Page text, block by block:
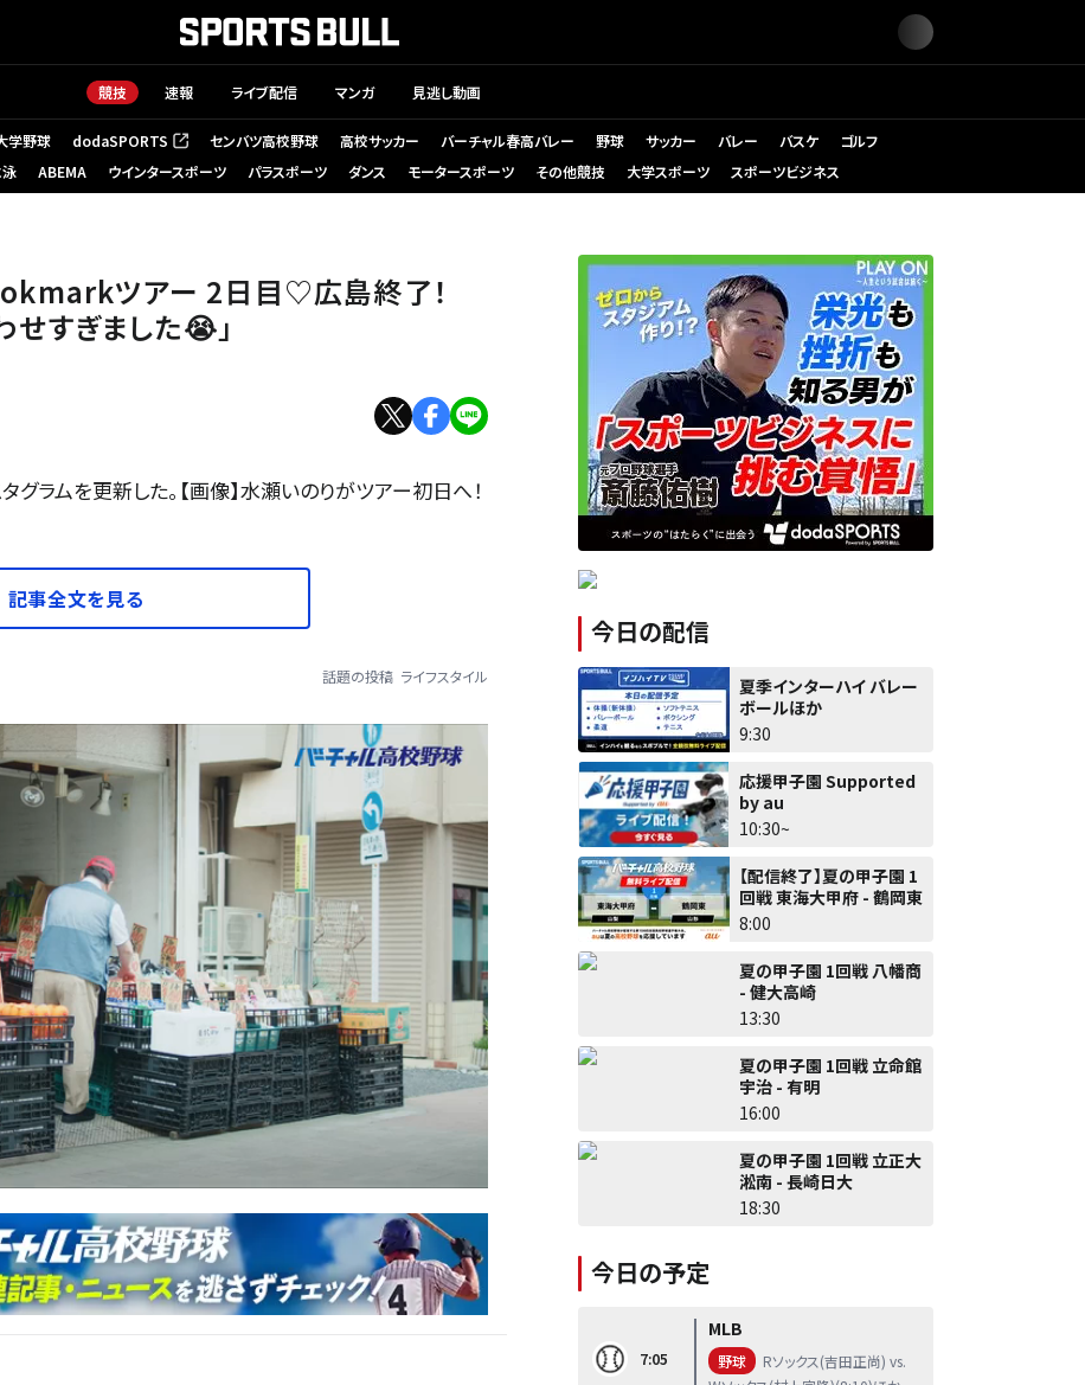
競技 速報 ライブ配信 マンガ 見逃し動画
学野球 dodaSPORTS
（新しいタブで開く） センバツ高校野球 高校サッカー バーチャル春高バレー 野球 サッカー バレー バスケ
ゴルフ
ABEMA ウインタースポーツ パラスポーツ ダンス モータースポーツ その他競技 大学スポーツ スポーツビジネス
ツアー 2日目♡広島終了！
せすぎました😭」
ラムを更新した。【画像】水瀬いのりがツアー初日へ！
記事全文を見る
話題の投稿 ライフスタイル
今日の配信
夏季インターハイ バレー
ボールほか
9:30
応援甲子園 Supported
by au
10:30~
【配信終了】夏の甲子園 1
回戦 東海大甲府 - 鶴岡東
8:00
夏の甲子園 1回戦 八幡商
- 健大高崎
13:30
夏の甲子園 1回戦 立命館
宇治 - 有明
16:00
夏の甲子園 1回戦 立正大
淞南 - 長崎日大
18:30
今日の予定
7:05
MLB
野球
Rソックス(吉田正尚) vs.